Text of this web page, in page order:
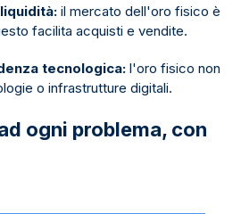
il mercato dell'oro fisico è
facilita acquisti e vendite.
tecnologica: l'oro fisico non
o infrastrutture digitali.
ogni problema, con